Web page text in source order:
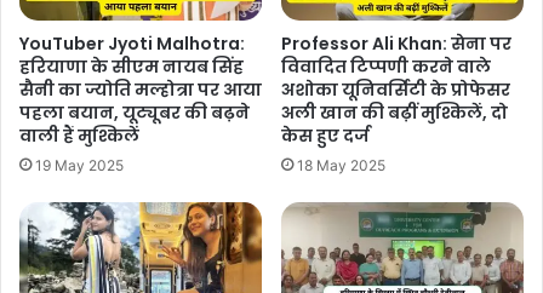
YouTuber Jyoti Malhotra:
हरियाणा के सीएम नायब सिंह
सैनी का ज्योति मल्होत्रा ​​पर आया
पहला बयान, यूट्यूबर की बढ़ने
वाली हैं मुश्किलें
19 May 2025
Professor Ali Khan: सेना पर
विवादित टिप्पणी करने वाले
अशोका यूनिवर्सिटी के प्रोफेसर
अली खान की बढ़ीं मुश्किलें, दो
केस हुए दर्ज
18 May 2025